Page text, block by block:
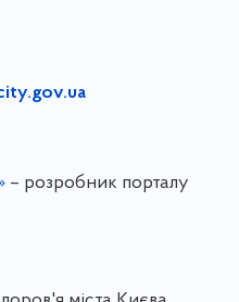
– розробник порталу